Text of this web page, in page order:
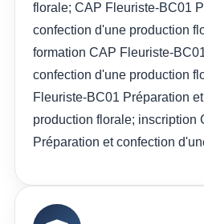
florale; CAP Fleuriste-BC01
confection d'une production
formation CAP Fleuriste-
confection d'une production
Fleuriste-BC01 Préparation
production florale; inscription
Préparation et confection